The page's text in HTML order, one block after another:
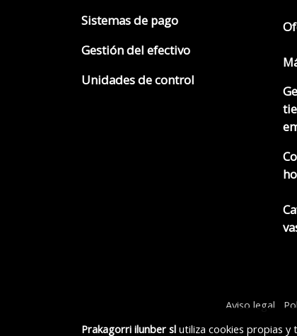
Sistemas de pago
Gestión del efectivo
Unidades de control
Aviso legal
Prakagorri ilunber slutiliza cookies propias y